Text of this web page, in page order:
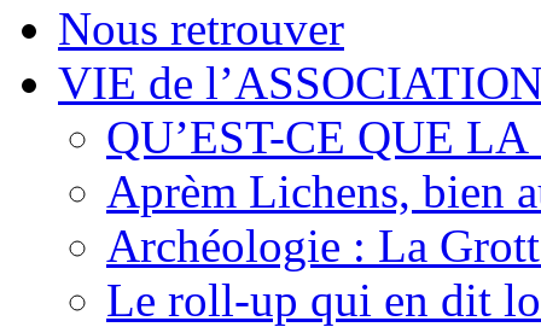
Nous retrouver
VIE de
QU’EST-CE QUE
Aprèm Lichens, bien
Archéologie : La
Le roll-up qui en dit